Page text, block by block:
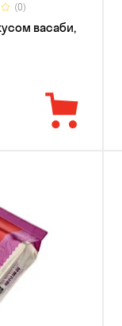
(0)
васаби,